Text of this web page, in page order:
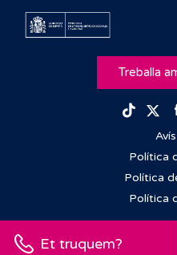
Et truquem?
Treballa
Política
Política
Política